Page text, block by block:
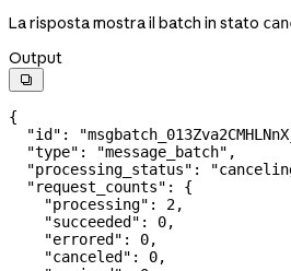
La risposta mostra il batch in stato
Output

{
  "id"
:
  "type"
: "message_batch" ,
  "processing_status"
:
  "request_counts"
: {
    "processing"
: 2,
    "succeeded"
: 0,
    "errored"
: 0,
    "canceled"
: 0,